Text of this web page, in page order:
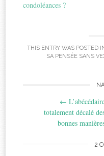
condoléances ?
THIS ENTRY WAS POSTED
SA PENSÉE SANS
navigation
←
totalement décalé
bonnes
2